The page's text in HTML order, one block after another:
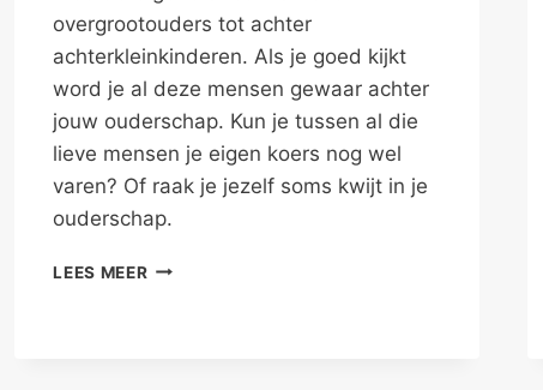
overgrootouders tot achter
achterkleinkinderen. Als je goed kijkt
word je al deze mensen gewaar achter
jouw ouderschap. Kun je tussen al die
lieve mensen je eigen koers nog wel
varen? Of raak je jezelf soms kwijt in je
ouderschap.
LEES MEERMENSEN